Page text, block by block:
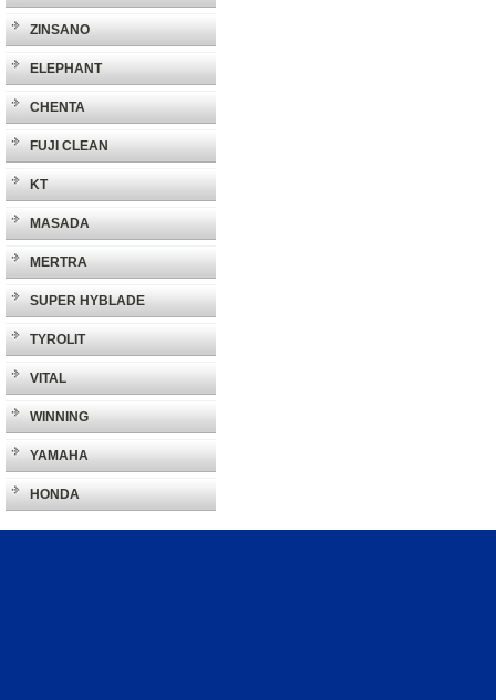
ZINSANO
ELEPHANT
CHENTA
FUJI CLEAN
KT
MASADA
MERTRA
SUPER HYBLADE
TYROLIT
VITAL
WINNING
YAMAHA
HONDA